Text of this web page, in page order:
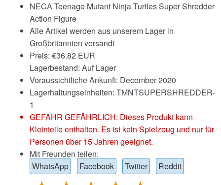
NECA Teenage Mutant Ninja Turtles Super Shredder
Action Figure
Alle Artikel werden aus unserem Lager in
Großbritannien versandt
Preis: €36.82 EUR
Lagerbestand: Auf Lager
Voraussichtliche Ankunft: December 2020
Lagerhaltungseinheiten: TMNTSUPERSHREDDER-
1
GEFAHR GEFÄHRLICH: Dieses Produkt kann
Kleinteile enthalten. Es ist kein Spielzeug und nur für
Personen über 15 Jahren geeignet.
Mit Freunden teilen:
WhatsApp
Facebook Twitter Reddit